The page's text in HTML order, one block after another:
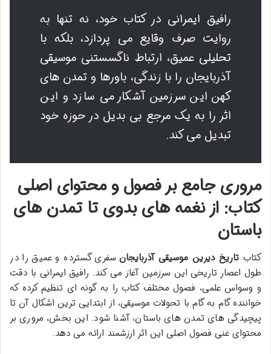
رافیق ایمرانی در کتاب خود، نه تنها به
روایت صرف وقایع می پردازد، بلکه با
تحلیلی عمیق، ارتباط ناگسستنی موسیقی
آذربایجان را با زندگی، باورها و تمدن های
کهن این سرزمین آشکار می سازد و این
اثر را به یک مرجع بی بدیل در حوزه خود
تبدیل می کند.
مروری جامع بر فصول و محتوای اصلی
کتاب: از نغمه های بدوی تا تمدن های
باستان
کتاب تاریخ دیرین موسیقی آذربایجانسفری گسترده و عمیق را در
طول اعصار تاریخی این سرزمین آغاز می کند. رافیق ایمرانی با دقت
و وسواس علمی، فصول مختلف کتاب را به گونه ای تنظیم کرده که
خواننده گام به گام با تحولات موسیقی، از ابتدایی ترین اشکال آن تا
پیچیدگی های تمدن های باستان، آشنا شود. این بخش، مروری بر
محتوای غنی فصول اصلی این اثر ارزشمند ارائه می دهد.